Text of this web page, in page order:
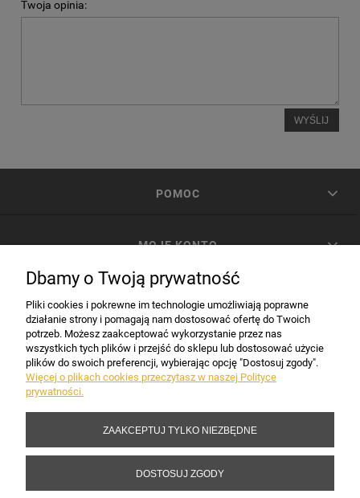
Twoja opinia:
WYŚLIJ
POMOC
MOJE KONTO
INFORMACJE
Copyright 2017-2026 Sakramento.pl
Dbamy o Twoją prywatność
Pliki cookies i pokrewne im technologie umożliwiają poprawne
działanie strony i pomagają nam dostosować ofertę do Twoich
potrzeb. Możesz zaakceptować wykorzystanie przez nas
wszystkich tych plików i przejść do sklepu lub dostosować użycie
plików do swoich preferencji, wybierając opcję "Dostosuj zgody".
Więcej o plikach cookies przeczytasz w naszej Polityce
prywatności.
ZAAKCEPTUJ TYLKO NIEZBĘDNE
DOSTOSUJ ZGODY